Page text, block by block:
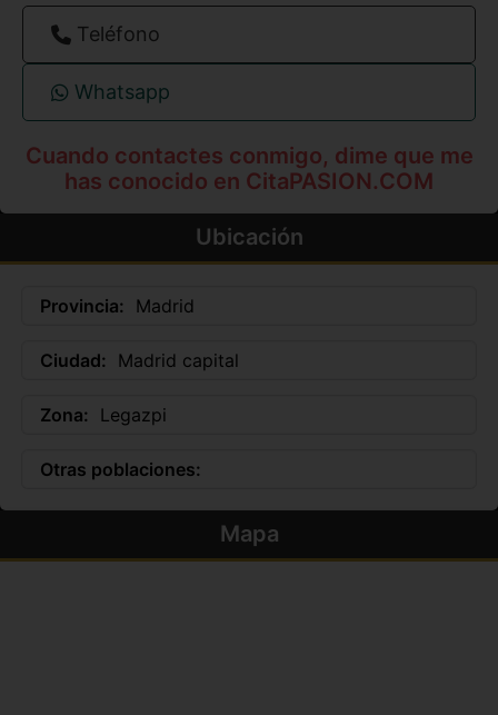
Teléfono
Whatsapp
Cuando contactes conmigo, dime que me
has conocido en CitaPASION.COM
Ubicación
Provincia: Madrid
Ciudad: Madrid capital
Zona: Legazpi
Otras poblaciones:
Mapa